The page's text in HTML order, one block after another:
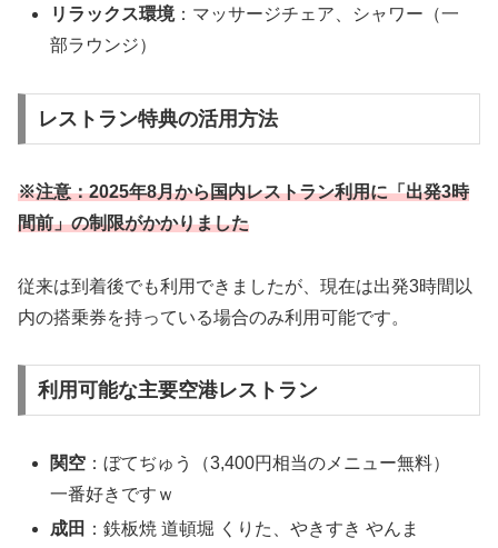
リラックス環境：マッサージチェア、シャワー（一
部ラウンジ）
レストラン特典の活用方法
※注意：2025年8月から国内レストラン利用に「出発3時
間前」の制限がかかりました
従来は到着後でも利用できましたが、現在は出発3時間以
内の搭乗券を持っている場合のみ利用可能です。
利用可能な主要空港レストラン
関空 ：ぼてぢゅう（3,400円相当のメニュー無料）
一番好きですｗ
成田 ：鉄板焼 道頓堀 くりた、やきすき やんま